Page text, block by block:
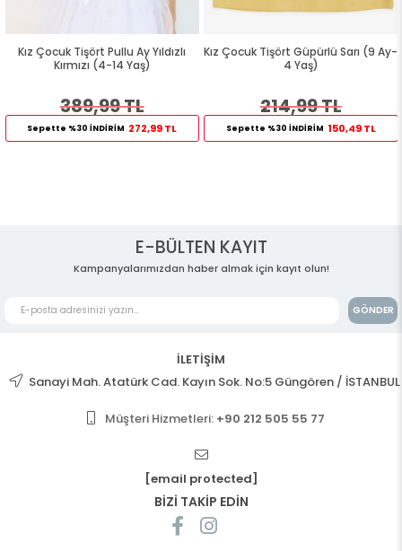
Kız Çocuk Tişört Pullu Ay Yıldızlı
Kırmızı (4-14 Yaş)
389,99 TL
Sepette %30 İNDİRİM 272,99 TL
Kız Çocuk Tişört Güpürlü Sarı (9 Ay-
4 Yaş)
214,99 TL
Sepette %30 İNDİRİM 150,49 TL
E-BÜLTEN KAYIT
Kampanyalarımızdan haber almak için kayıt olun!
GÖNDER
İLETİŞİM
Sanayi Mah. Atatürk Cad. Kayın Sok. No:5 Güngören / İSTANBUL
Müşteri Hizmetleri: +90 212 505 55 77
[email protected]
BİZİ TAKİP EDİN